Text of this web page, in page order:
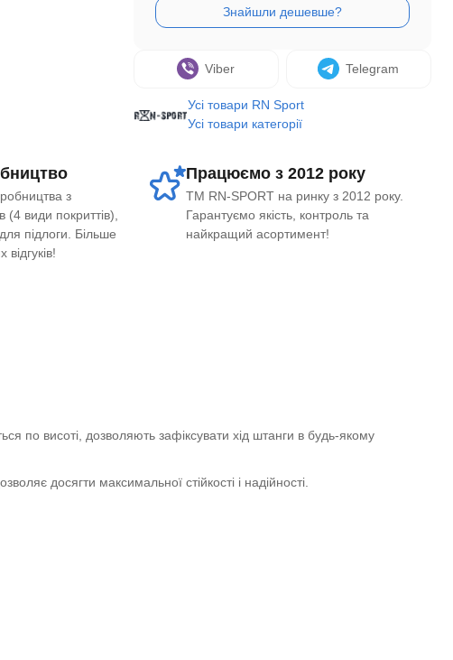
Viber Telegram
Усі товари RN Sport
Усі товари категорії
з
(4 види покриттів),
підлоги. Більше
Працюємо з 2012 року
ТМ RN-SPORT на ринку з 2012 року.
Гарантуємо якість, контроль та
найкращий асортимент!
по висоті, дозволяють зафіксувати хід штанги в будь-якому
досягти максимальної стійкості і надійності.